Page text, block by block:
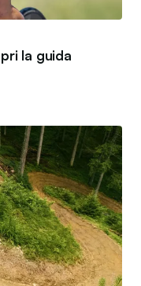
la guida